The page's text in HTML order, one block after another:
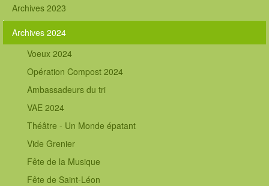
Archives 2023
Archives 2024
Voeux 2024
Opération Compost 2024
Ambassadeurs du tri
VAE 2024
Théâtre - Un Monde épatant
Vide Grenier
Fête de la Musique
Fête de Saint-Léon